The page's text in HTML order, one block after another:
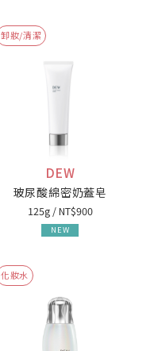
卸妝/清潔
DEW
玻尿酸綿密奶蓋皂
125g / NT$900
NEW
化妝水